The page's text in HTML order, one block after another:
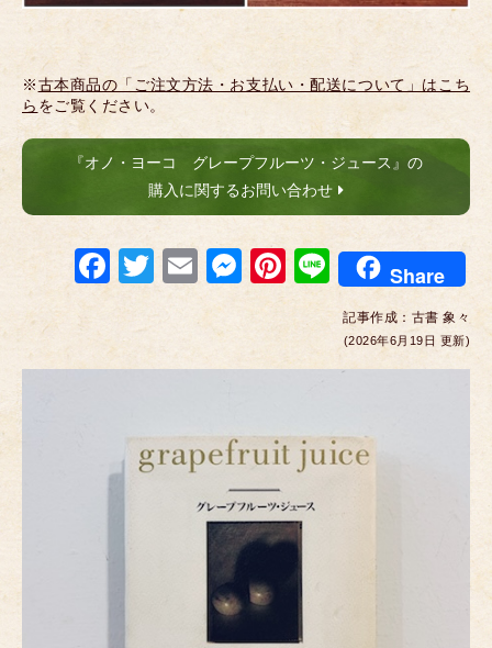
※古本商品の「ご注文方法・お支払い・配送について」はこち
ら をご覧ください。
『オノ・ヨーコ グレープフルーツ・ジュース』の
購入に関するお問い合わせ
F
c
e
o
o
T
wi
er
E
m
ail
M
e
e
g
er
Pi
nt
er
e
Li
n
e
Share
記事作成： 古書 象々
(2026年6月19日 更新)